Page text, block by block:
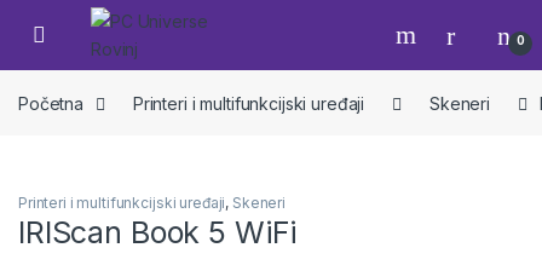
Skip to navigation
Skip to content
Open 0
Početna Printeri i multifunkcijski uređaji Skeneri
Printeri i multifunkcijski uređaji, Skeneri
IRIScan Book 5 WiFi